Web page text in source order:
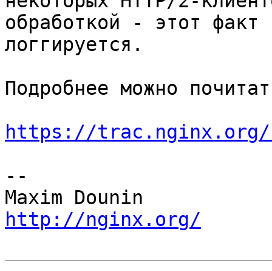
обработкой - этот факт
логгируется.
Подробнее можно
https://
--
http://nginx.org/